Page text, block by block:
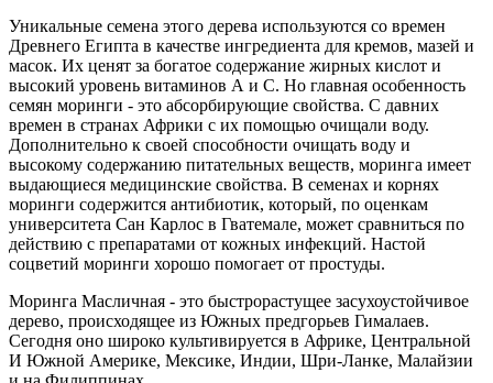
Уникальные семена этого дерева используются со времен
Древнего Египта в качестве ингредиента для кремов, мазей и
масок. Их ценят за богатое содержание жирных кислот и
высокий уровень витаминов А и С. Но главная особенность
семян моринги - это абсорбирующие свойства. С давних
времен в странах Африки с их помощью очищали воду.
Дополнительно к своей способности очищать воду и
высокому содержанию питательных веществ, моринга имеет
выдающиеся медицинские свойства. В семенах и корнях
моринги содержится антибиотик, который, по оценкам
университета Сан Карлос в Гватемале, может сравниться по
действию с препаратами от кожных инфекций. Настой
соцветий моринги хорошо помогает от простуды.
Моринга Масличная - это быстрорастущее засухоустойчивое
дерево, происходящее из Южных предгорьев Гималаев.
Сегодня оно широко культивируется в Африке, Центральной
И Южной Америке, Мексике, Индии, Шри-Ланке, Малайзии